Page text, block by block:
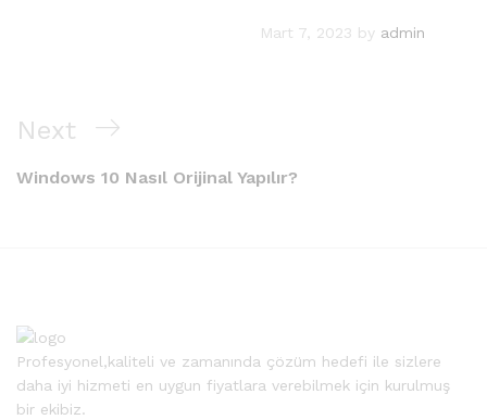
Mart 7, 2023 by admin
Yazı
gezinmesi
Next
Post
Next
Windows 10 Nasıl Orijinal Yapılır?
Profesyonel,kaliteli ve zamanında çözüm hedefi ile sizlere
daha iyi hizmeti en uygun fiyatlara verebilmek için kurulmuş
bir ekibiz.